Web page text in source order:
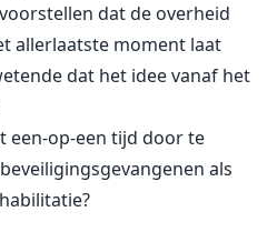
die gekozen wordt om
meer te bieden dan alleen
dat de overheid
allerlaatste moment laat
dat het idee vanaf het
een-op-een tijd door te
als